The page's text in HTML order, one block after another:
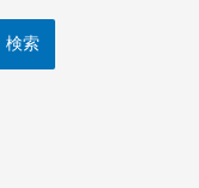
検索